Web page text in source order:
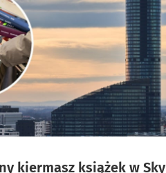
kiermasz książek w Sky